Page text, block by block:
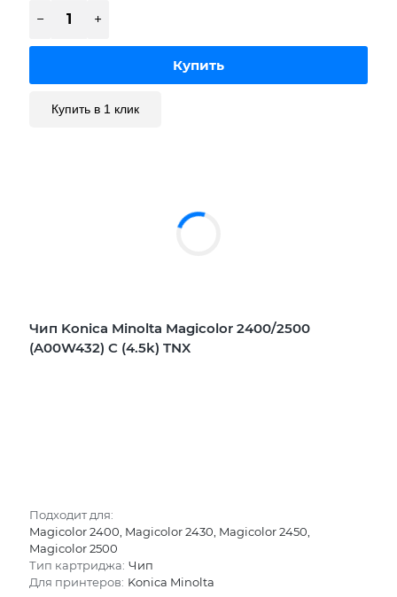
Купить в 1 клик
Чип Konica Minolta Magicolor 2400/2500
(A00W432) C (4.5k) TNX
Подходит для:
Magicolor 2400, Magicolor 2430, Magicolor 2450,
Magicolor 2500
Тип картриджа: Чип
Для принтеров: Konica Minolta